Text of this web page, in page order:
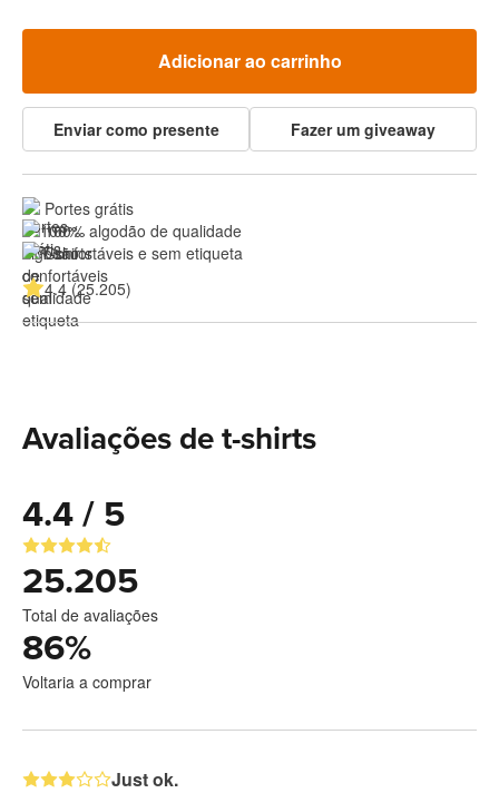
Adicionar ao carrinho
Enviar como presente Fazer um giveaway
Portes grátis
100% algodão de qualidade
Confortáveis e sem etiqueta
4.4 (25.205)
Avaliações de t-shirts
4.4 / 5
25.205
Total de avaliações
86%
Voltaria a comprar
Just ok.